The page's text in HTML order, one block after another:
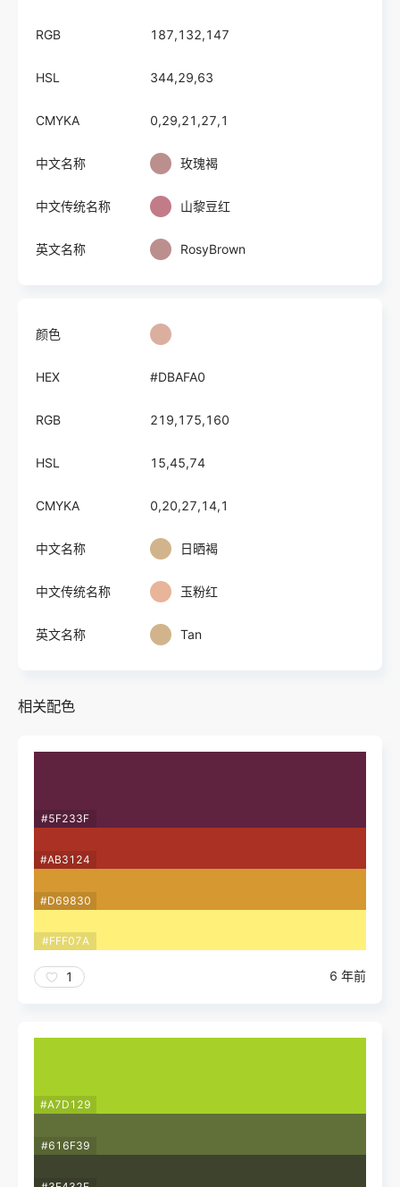
RGB 187,132,147
HSL 344,29,63
CMYKA 0,29,21,27,1
中文名称 玫瑰褐
中文传统名称 山黎豆红
英文名称 RosyBrown
颜色
HEX #DBAFA0
RGB 219,175,160
HSL 15,45,74
CMYKA 0,20,27,14,1
中文名称 日晒褐
中文传统名称 玉粉红
英文名称 Tan
相关配色
#5F233F
#AB3124
#D69830
#FFF07A
1 6 年前
#A7D129
#616F39